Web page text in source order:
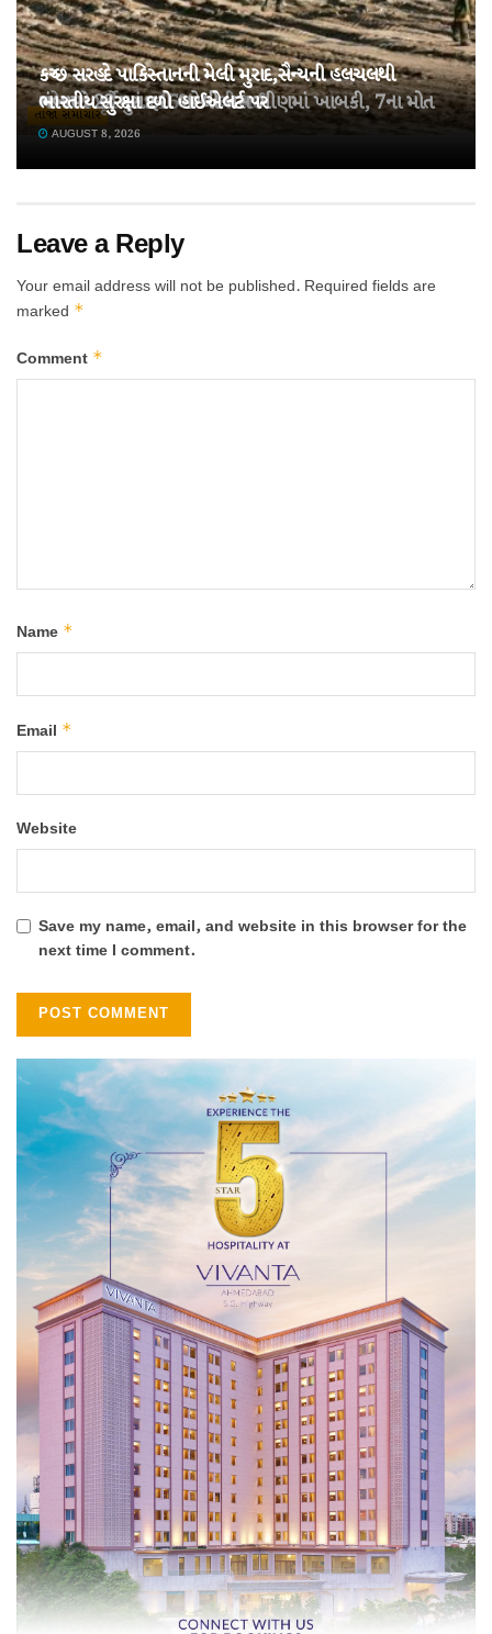
તહેવારો પૂર્વે ખાંડ 15% મોંઘી થઈ!
AUGUST 8, 2026
ચંબામાં 22 મુસાફરો ભરેલી બસ ખીણમાં ખાબકી, 7ના મોત
AUGUST 8, 2026
તાજા સમાચાર
કચ્છ સરહદે પાકિસ્તાનની મેલી મુરાદ,સૈન્યની હલચલથી
ભારતીય સુરક્ષા દળો હાઈએલર્ટ પર
AUGUST 8, 2026
Leave a Reply
Your email address will not be published. Required fields are
marked *
Comment *
Name *
Email *
Website
Save my name, email, and website in this browser for the
next time I comment.